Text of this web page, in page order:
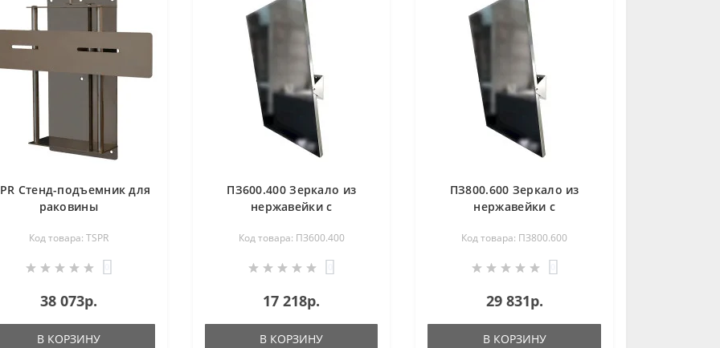
Стенд-подъемник для
раковины
Код товара: TSPR
38 073р.
В КОРЗИНУ
ПЗ600.400 Зеркало из
нержавейки с
Код товара: ПЗ600.400
17 218р.
В КОРЗИНУ
ПЗ800.600 Зеркало из
нержавейки с
Код товара: ПЗ800.600
29 831р.
В КОРЗИНУ